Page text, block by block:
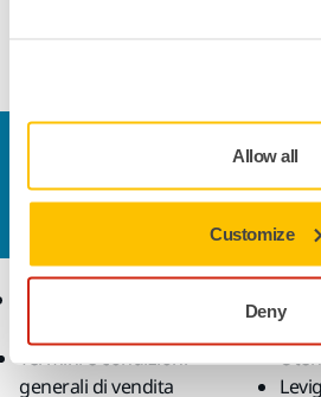
Allow all
Customize
Deny
Vuoi saperne di più?
Termini e condizioni
generali di vendita